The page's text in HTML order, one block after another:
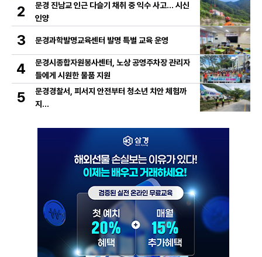
2
문경 진남교 인근 다슬기 채취 중 익수 사고… 시신
인양
3 문경과학발명교육센터 발명 특별 교육 운영
4
문경시종합자원봉사센터, 노상 공영주차장 관리자
들에게 시원한 물품 지원
5
문경경찰서, 피서지 안전부터 청소년 치안 체험까
지…